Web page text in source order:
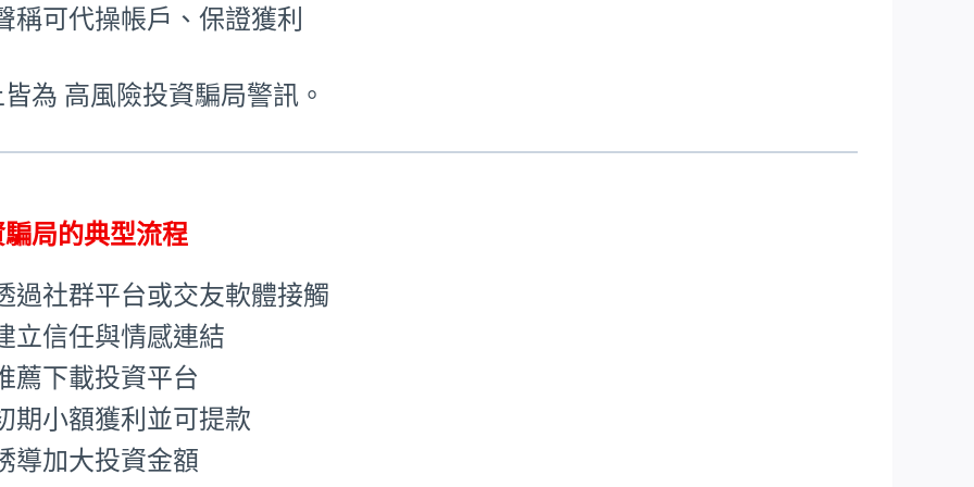
稱可代操帳戶、保證獲利
為 高風險投資騙局警訊。
局的典型流程
過社群平台或交友軟體接觸
立信任與情感連結
薦下載投資平台
期小額獲利並可提款
導加大投資金額